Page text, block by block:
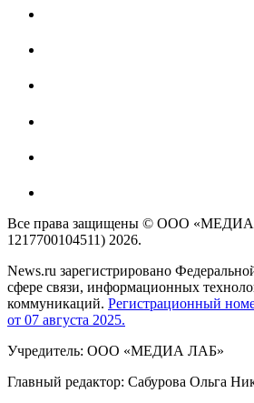
Все права защищены © ООО
1217700104511) 2026.
News.ru зарегистрировано
сфере связи, информационных
коммуникаций. Регистрационный
от 07 августа 2025.
Учредитель: ООО «МЕДИА ЛАБ»
Главный редактор: Сабурова Ольга